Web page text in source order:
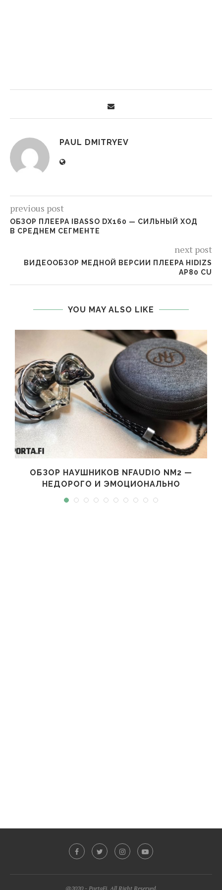
PAUL DMITRYEV
previous post
ОБЗОР ПЛЕЕРА IBASSO DX160 — СИЛЬНЫЙ ХОД
В СРЕДНЕМ СЕГМЕНТЕ
next post
ВИДЕООБЗОР МЕДНОЙ ВЕРСИИ ПЛЕЕРА HIDIZS
AP80 CU
YOU MAY ALSO LIKE
ОБЗОР НАУШНИКОВ NFAUDIO NM2 —
НЕДОРОГО И ЭМОЦИОНАЛЬНО
@2020 - PortaFi. All Right Reserved.